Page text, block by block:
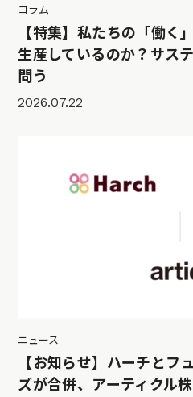
コラム
【特集】私たちの「働く
生産しているのか？サス
問う
2026.07.22
ニュース
【お知らせ】ハーチとフ
ズが合併、アーティクル